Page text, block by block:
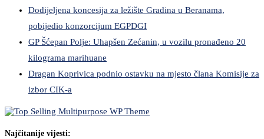
Dodijeljena koncesija za ležište Gradina u Beranama,
pobijedio konzorcijum EGPDGI
GP Šćepan Polje: Uhapšen Zećanin, u vozilu pronađeno 20
kilograma marihuane
Dragan Koprivica podnio ostavku na mjesto člana Komisije za
izbor CIK-a
Najčitanije vijesti: